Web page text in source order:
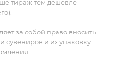
тираж тем дешевле
за собой право вносить
сувениров и их упаковку